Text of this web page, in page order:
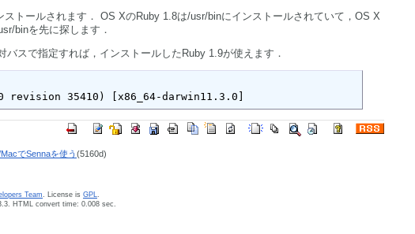
トールされます． OS XのRuby 1.8は/usr/binにインストールされていて，OS X
binを先に探します．
スで指定すれば，インストールしたRuby 1.9が使えます．
revision 35410) [x86_64-darwin11.3.0]
でSennaを使う (5160d)
Team. License is GPL.
HTML convert time: 0.008 sec.